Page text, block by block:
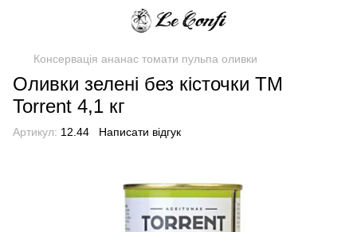
Консервація ананас томати пульпа оливки
Оливки зелені без кісточки TM
Torrent 4,1 кг
Артикул: 12.44 Написати відгук